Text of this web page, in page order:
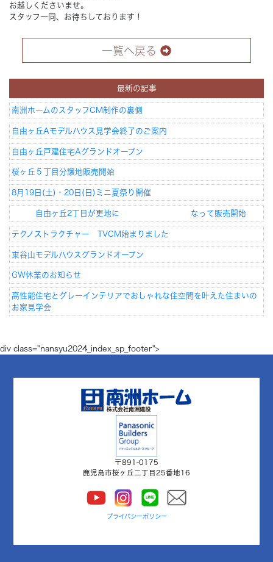
Blog 暮らしのコラム
Techno EX テクノストラクチャーEX
お越しくださいませ。
スタッフ一同、お待ちしております！
一覧へ戻る
最新の記事
南洲ホームのスタッフCM制作の裏側
自由ヶ丘Aモデルハウス見学会終了のご案内
自由ヶ丘戸建住宅Aグランドオープン
桜ヶ丘５丁目分譲地販売開始
8月19日(土)・20日(日)ミニ夏祭り開催
自由ヶ丘2丁目が更地に なって販売開始
テクノストラクチャー TVCM始まりました
東谷山モデルハウスグランドオープン
GW休業のお知らせ
高性能住宅とグレーインテリアでおしゃれな住空間を叶えた住まいの
お家見学会
div class="nansyu2024_index_sp_footer">
〒891-0175
鹿児島市桜ヶ丘二丁目25番地16
プライバシーポリシー